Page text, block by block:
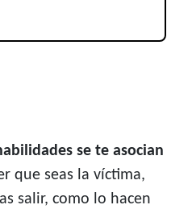
se te asocian
que seas la víctima,
salir, como lo hacen